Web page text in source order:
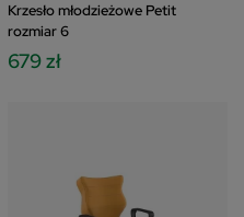
Krzesło młodzieżowe Petit
rozmiar 6
679 zł